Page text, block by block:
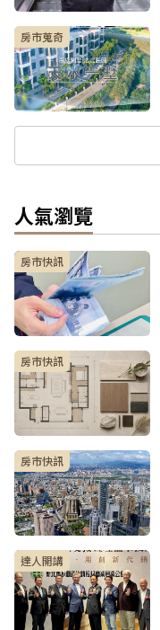
房市蒐奇
人氣瀏覽
房市快訊
房市快訊
房市快訊
達人開講